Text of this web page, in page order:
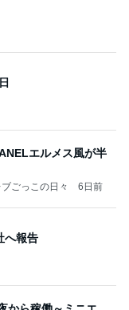
エルメス風が半
ごっこの日々 6日前
へ報告